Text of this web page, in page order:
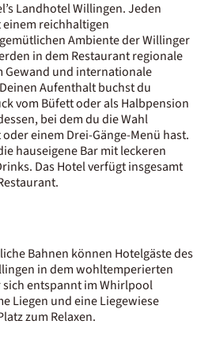
Landhotel Willingen. Jeden
reichhaltigen
Ambiente der Willinger
in dem Restaurant regionale
Gewand und internationale
Aufenthalt buchst du
vom Büfett oder als Halbpension
bei dem du die Wahl
einem Drei-Gänge-Menü hast.
hauseigene Bar mit leckeren
Das Hotel verfügt insgesamt
Bahnen können Hotelgäste des
in dem wohltemperierten
entspannt im Whirlpool
Liegen und eine Liegewiese
zum Relaxen.